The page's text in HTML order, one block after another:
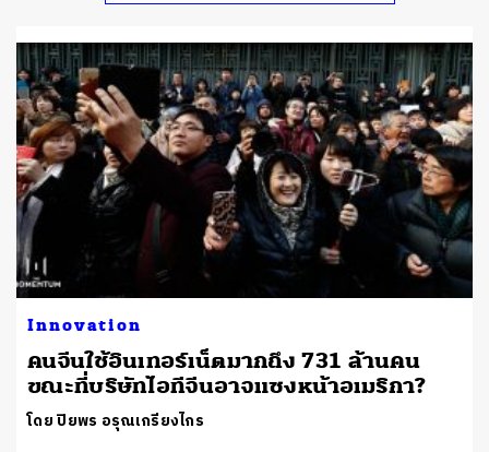
Innovation
คนจีนใช้อินเทอร์เน็ตมากถึง 731 ล้านคน
ขณะที่บริษัทไอทีจีนอาจแซงหน้าอเมริกา?
โดย ปิยพร อรุณเกรียงไกร